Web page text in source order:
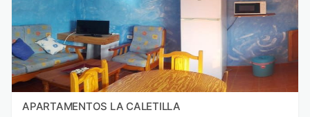
APARTAMENTOS LA CALETILLA